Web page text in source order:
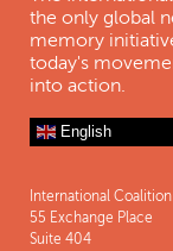
the only global
memory
today's
into action.
English
International
55 Exchange Place
Suite 404